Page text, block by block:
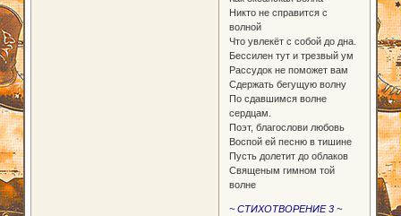
Никто не справится с
волной
Что увлекёт с собой до дна.
Бессилен тут и трезвый ум
Рассудок не поможет вам
Сдержать бегущую волну
По сдавшимся волне
сердцам.
Поэт, благослови любовь
Воспой ей песню в тишине
Пусть долетит до облаков
Священым гимном той
волне
~ СТИХОТВОРЕНИЕ 3 ~